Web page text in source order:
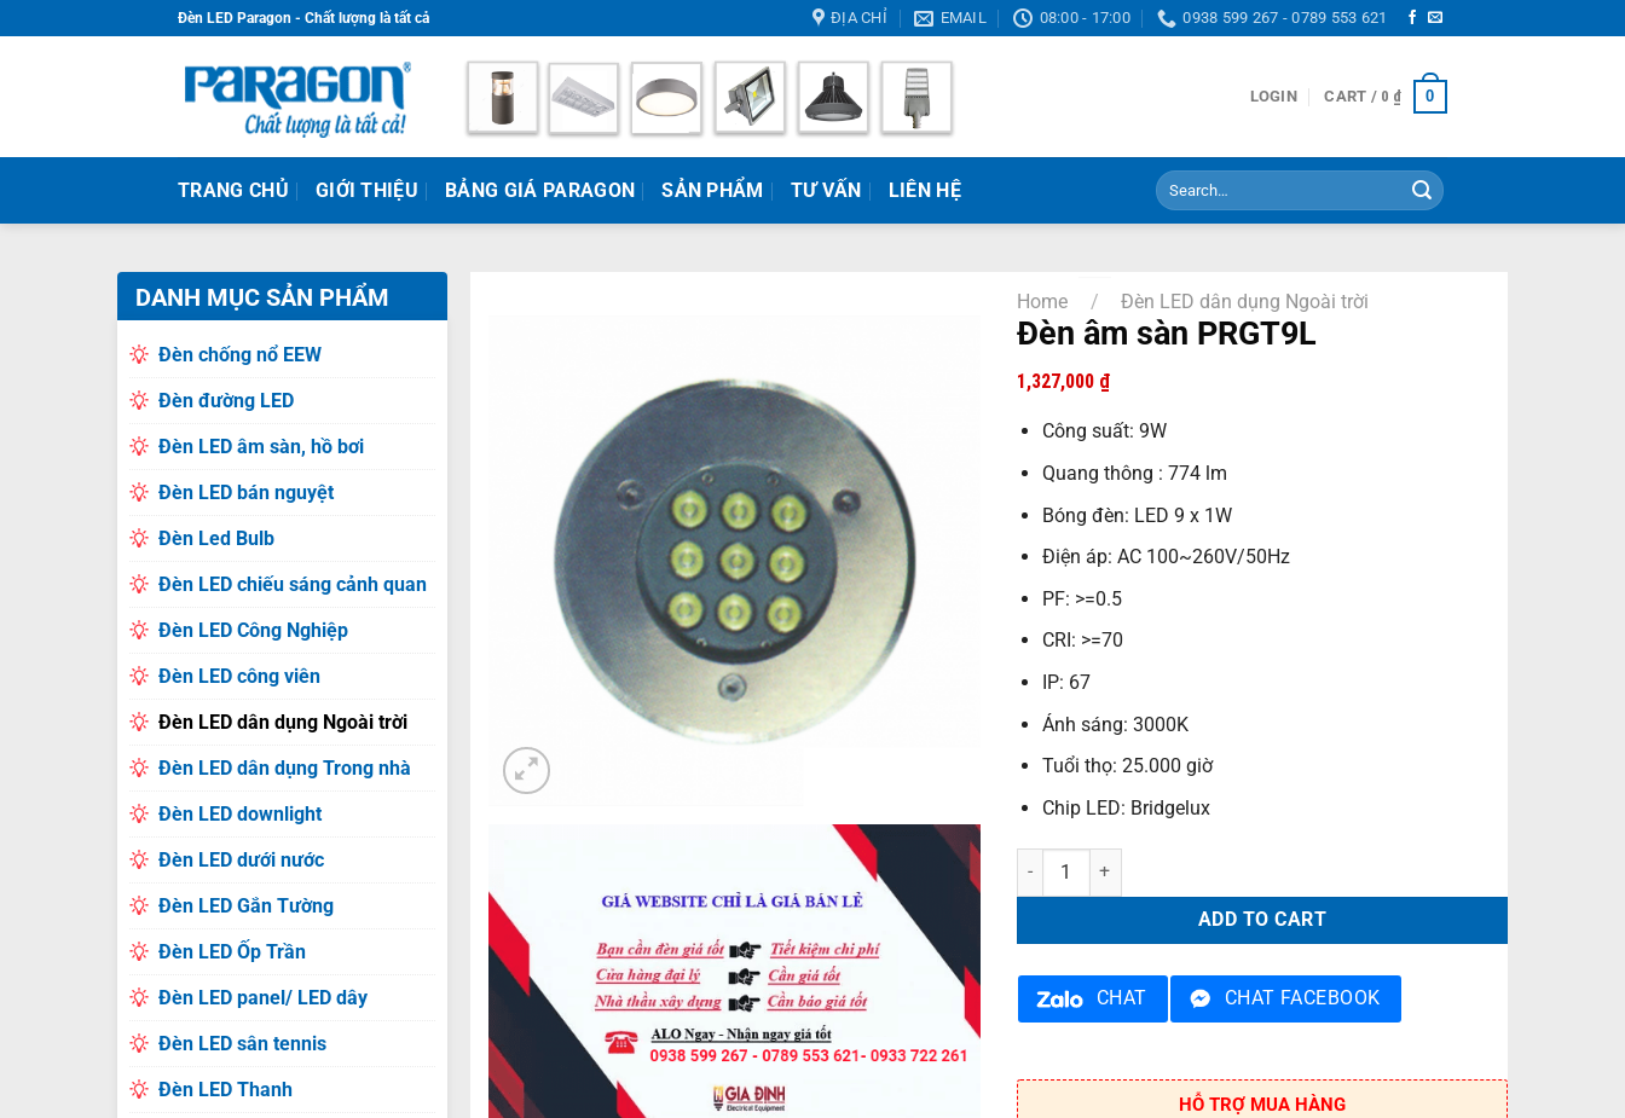
to
Đèn LED Paragon - Chất lượng là tất cả ĐỊA CHỈ EMAIL 08:00 - 17:00 0938 599 267 - 0789 553 621
LOGIN CART / 0 ₫ 0
TRANG CHỦ GIỚI THIỆU BẢNG GIÁ PARAGON SẢN PHẨM TƯ VẤN LIÊN HỆ
Search
for:
DANH MỤC SẢN PHẨM
Đèn chống nổ EEW
Đèn đường LED
Đèn LED âm sàn, hồ bơi
Đèn LED bán nguyệt
Đèn Led Bulb
Đèn LED chiếu sáng cảnh quan
Đèn LED Công Nghiệp
Đèn LED công viên
Đèn LED dân dụng Ngoài trời
Đèn LED dân dụng Trong nhà
Đèn LED downlight
Đèn LED dưới nước
Đèn LED Gắn Tường
Đèn LED Ốp Trần
Đèn LED panel/ LED dây
Đèn LED sân tennis
Đèn LED Thanh
Home / Đèn LED dân dụng Ngoài trời
Đèn âm sàn PRGT9L
1,327,000 ₫
Công suất: 9W
Quang thông : 774 lm
Bóng đèn: LED 9 x 1W
Điện áp: AC 100~260V/50Hz
PF: >=0.5
CRI: >=70
IP: 67
Ánh sáng: 3000K
Tuổi thọ: 25.000 giờ
Chip LED: Bridgelux
Đèn âm sàn PRGT9L quantity
ADD TO CART
CHAT CHAT FACEBOOK
HỖ TRỢ MUA HÀNG